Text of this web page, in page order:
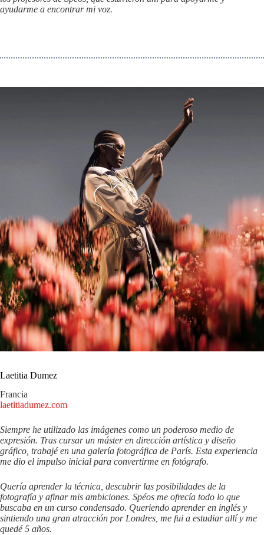
ayudarme a encontrar mi voz.
Laetitia Dumez
Francia
laetitiadumez.com
Siempre he utilizado las imágenes como un poderoso medio de
expresión. Tras cursar un máster en dirección artística y diseño
gráfico, trabajé en una galería fotográfica de París. Esta experiencia
me dio el impulso inicial para convertirme en fotógrafo.
Quería aprender la técnica, descubrir las posibilidades de la
fotografía y afinar mis ambiciones. Spéos me ofrecía todo lo que
buscaba en un curso condensado. Queriendo aprender en inglés y
sintiendo una gran atracción por Londres, me fui a estudiar allí y me
quedé 5 años.